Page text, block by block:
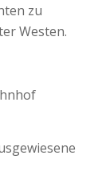
zu
Westen.